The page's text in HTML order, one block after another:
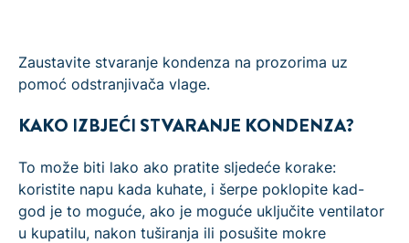
Zaustavite stvaranje kondenza na prozorima uz
pomoć odstranjivača vlage.
KAKO IZBJEĆI STVARANJE KONDENZA?
To može biti lako ako pratite sljedeće korake:
koristite napu kada kuhate, i šerpe poklopite kad-
god je to moguće, ako je moguće uključite ventilator
u kupatilu, nakon tuširanja ili posušite mokre